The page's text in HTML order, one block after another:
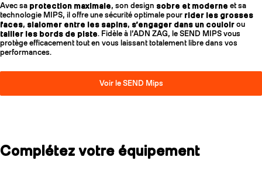
Avec sa protection maximale, son design sobre et moderne et sa
technologie MIPS, il offre une sécurité optimale pour rider les grosses
faces, slalomer entre les sapins, s’engager dans un couloir ou
tailler les bords de piste. Fidèle à l’ADN ZAG, le SEND MIPS vous
protège efficacement tout en vous laissant totalement libre dans vos
performances.
Voir le SEND Mips
Complétez votre équipement